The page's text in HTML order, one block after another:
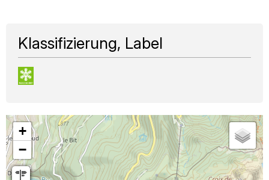
Klassifizierung, Label
+
−